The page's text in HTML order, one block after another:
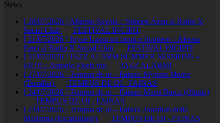
News
[ 28/07/2026 ] Albergo Savoia :: Simone Azzu al Radio X
Social Club
FESTIVAL INCIPIT
[ 21/07/2026 ] Joyce Lussu tra fronti e frontiere :: Alessia
Farci al Radio X Social Club
FESTIVAL INCIPIT
[ 31/07/2026 ] JAZZ ALARM SUMMER SESSIONS –
EP.19 :: Antonio Floris trio
JAZZ ALARM!
[ 27/07/2026 ] Tempus de oi – Fainas: Myriam Mereu
(Terralba)
TEMPUS DE OI - FAINAS
[ 24/07/2026 ] Tempus de oi – Fainas: Maria Barca (Ottana)
TEMPUS DE OI - FAINAS
[ 23/07/2026 ] Tempus de oi – Fainas: Jonathan della
Marianna (Escalaplano)
TEMPUS DE OI - FAINAS